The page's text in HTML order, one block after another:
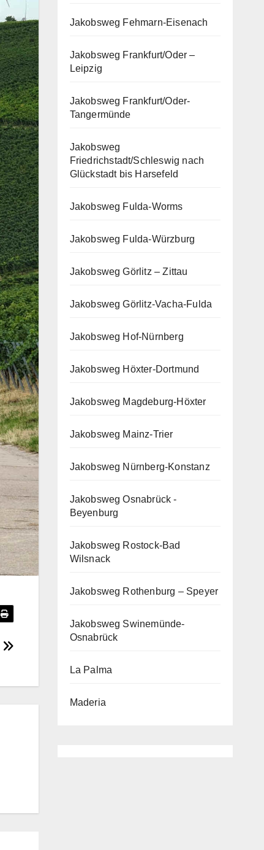
Jakobsweg Fehmarn-Eisenach
Jakobsweg Frankfurt/Oder –
Leipzig
Jakobsweg Frankfurt/Oder-
Tangermünde
Jakobsweg
Friedrichstadt/Schleswig nach
Glückstadt bis Harsefeld
Jakobsweg Fulda-Worms
Jakobsweg Fulda-Würzburg
Jakobsweg Görlitz – Zittau
Jakobsweg Görlitz-Vacha-Fulda
Jakobsweg Hof-Nürnberg
Jakobsweg Höxter-Dortmund
Jakobsweg Magdeburg-Höxter
Jakobsweg Mainz-Trier
Jakobsweg Nürnberg-Konstanz
Jakobsweg Osnabrück -
Beyenburg
Jakobsweg Rostock-Bad
Wilsnack
Jakobsweg Rothenburg – Speyer
Jakobsweg Swinemünde-
Osnabrück
La Palma
Maderia